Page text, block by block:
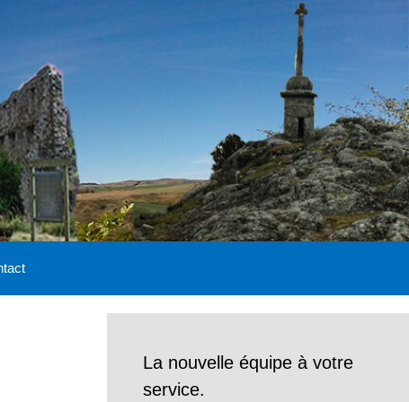
La nouvelle équipe à votre
service.